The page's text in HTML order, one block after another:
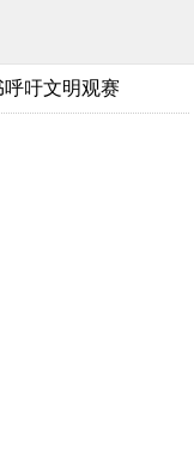
吁文明观赛